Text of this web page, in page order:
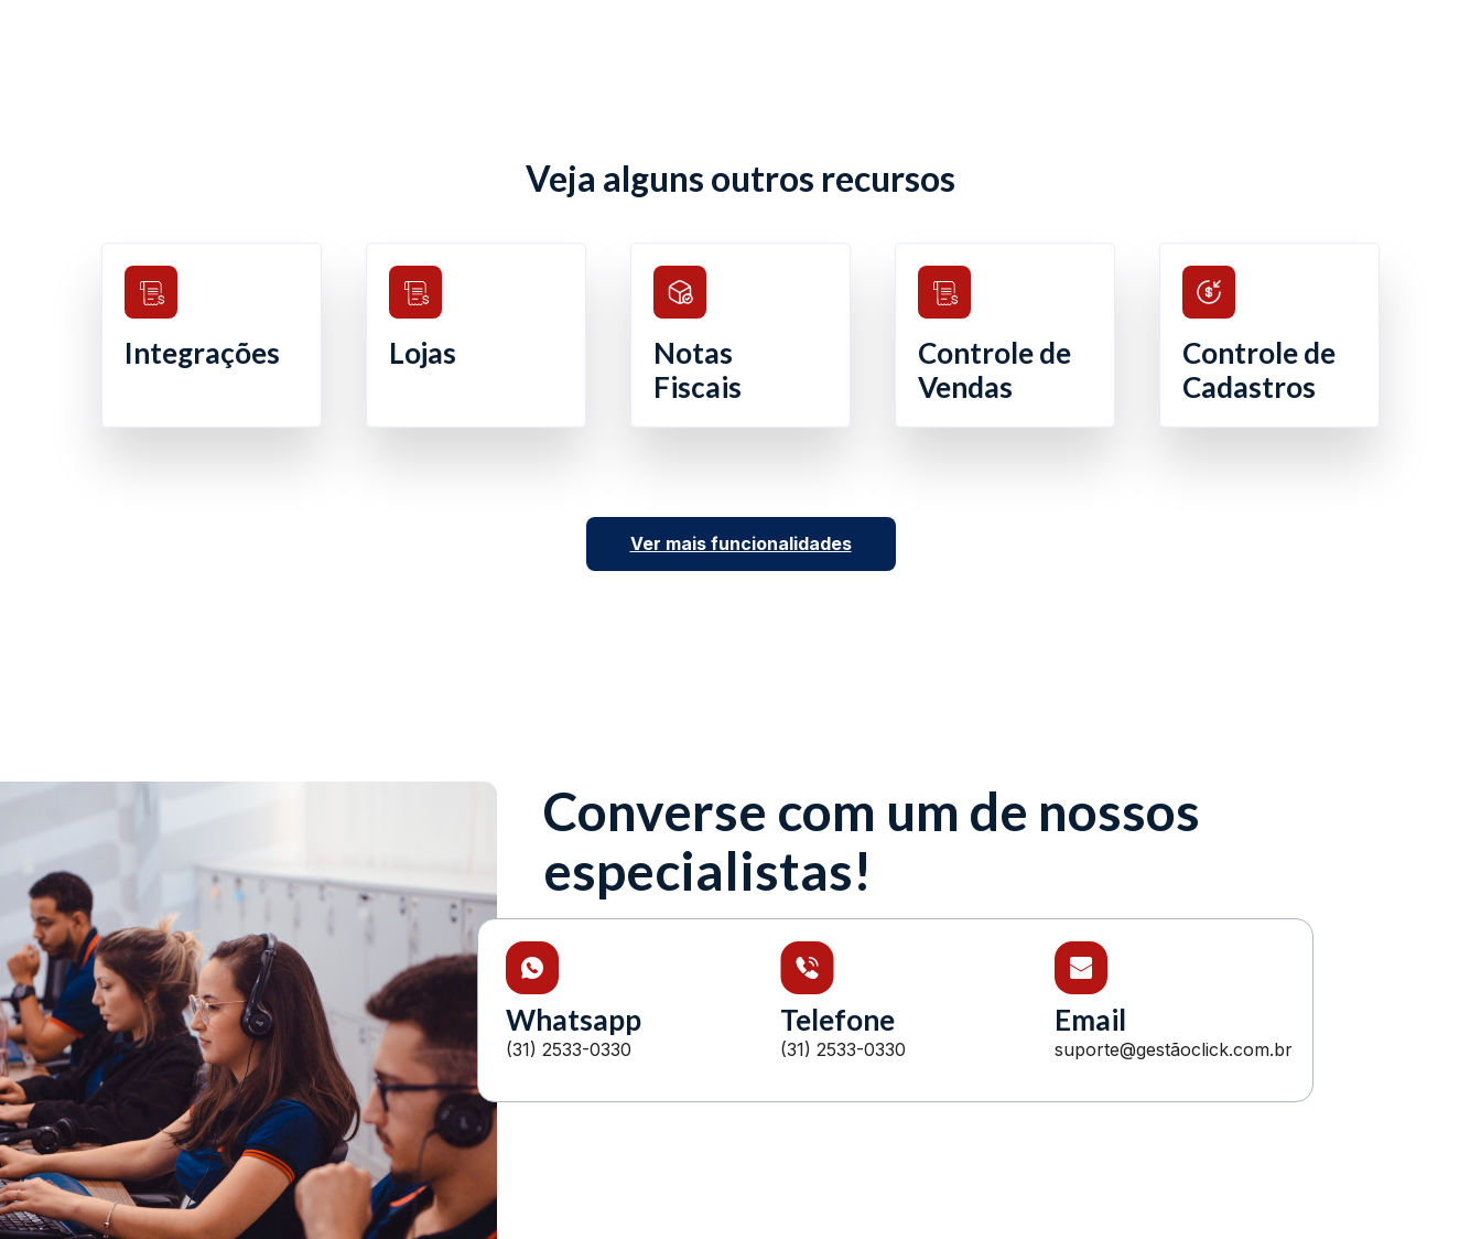
Veja alguns outros recursos
Integrações Lojas
Notas
Fiscais
Controle de
Vendas
Controle de
Cadastros
Ver mais funcionalidades
Converse com um de nossos
especialistas!
Whatsapp
(31) 2533-0330
Telefone
(31) 2533-0330
Email
suporte@gestãoclick.com.br